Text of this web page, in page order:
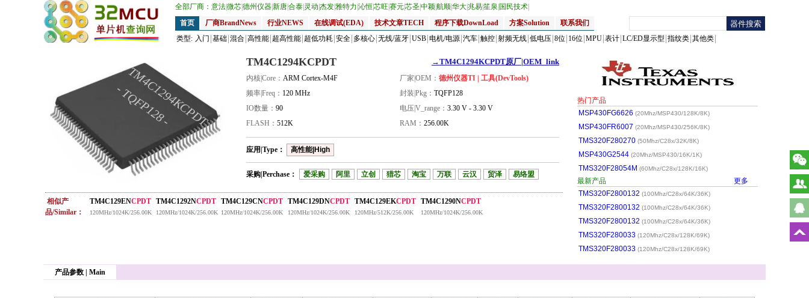
全部厂商： 意法微芯德州仪器新唐合泰 灵动 杰发雅特力 沁恒芯旺 赛元芯圣 中颖航顺华大兆易笙泉 国民技术
首页
厂商BrandNews 行业NEWS 在线调试(EDA) 技术文章TECH 程序下载DownLoad 方案Solution
联系我们
类型: 入门 基础 混合 高性能 超高性能 超低功耗 安全 多核心 无线/蓝牙 USB 电机/电源 汽车 触控 射频无线 低电压 8位 16位 MPU 表计 LC/ED显示型 指纹类 其他类
TM4C1294KCPDT
- TQFP128 -
TM4C1294KCPDT →TM4C1294KCPDT原厂|OEM_link
内核|Core： ARM Cortex-M4F 厂家|OEM： 德州仪器TI | 工具(DevTools)
频率|Freq： 120 MHz 封装|Pkg： TQFP128
IO数量： 90 电压|V_range： 3.30 V - 3.30 V
FLASH： 512K RAM： 256.00K
应用|Type： 高性能|High
采购|Perchase： 爱采购 阿里 立创 猎芯 淘宝 万联 云汉 贸泽 易络盟
相似产
品/Similar：
TM4C129ENCPDT
120MHz/1024K/256.00K
TM4C1292NCPDT
120MHz/1024K/256.00K
TM4C129CNCPDT
120MHz/1024K/256.00K
TM4C129DNCPDT
120MHz/1024K/256.00K
TM4C129EKCPDT
120MHz/512K/256.00K
TM4C1290NCPDT
120MHz/1024K/256.00K
热门产品
MSP430FG6626 (20Mhz/MSP430/128K/8K)
MSP430FR6007 (20Mhz/MSP430/256K/8K)
TMS320F280270 (50Mhz/C28x/32K/8K)
MSP430G2544 (20Mhz/MSP430/16K/1K)
TMS320F28054M (60Mhz/C28x/128K/16K)
最新产品
更多
TMS320F2800132 (100Mhz/C28x/64K/36K)
TMS320F2800132 (100Mhz/C28x/64K/36K)
TMS320F2800132 (100Mhz/C28x/64K/36K)
TMS320F280033 (120Mhz/C28x/128K/69K)
TMS320F280033 (120Mhz/C28x/128K/69K)
产品参数 | Main